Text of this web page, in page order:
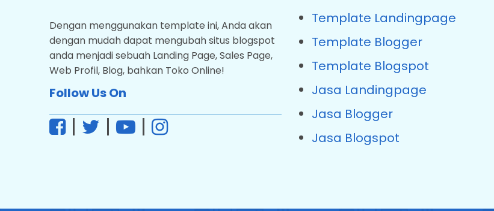
Dengan menggunakan template ini, Anda akan
dengan mudah dapat mengubah situs blogspot
anda menjadi sebuah Landing Page, Sales Page,
Web Profil, Blog, bahkan Toko Online!
Follow Us On
| | |
Template Landingpage
Template Blogger
Template Blogspot
Jasa Landingpage
Jasa Blogger
Jasa Blogspot